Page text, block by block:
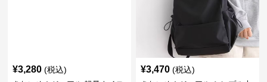
¥3,280 (税込) ¥3,470 (税込)